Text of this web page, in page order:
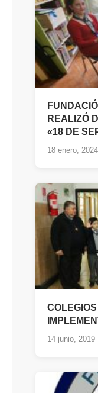
REALIZÓ
«18 DE
18 enero, 2024
14 junio, 2019